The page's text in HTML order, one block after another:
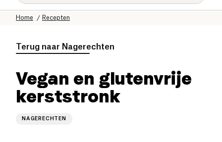
Recepten
Home
Terug naar Nagerechten
Vegan en glutenvrije
kerststronk
NAGERECHTEN